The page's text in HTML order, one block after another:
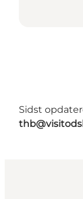
Sidst